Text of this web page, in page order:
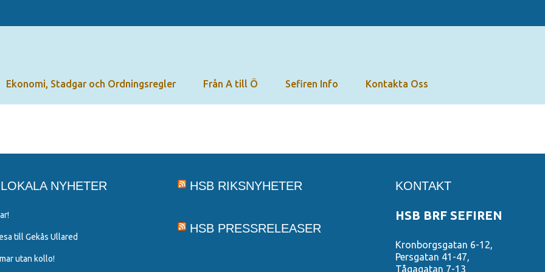
Ekonomi, Stadgar och Ordningsregler Från A till Ö Sefiren Info Kontakta Oss
NYHETER
till Gekås Ullared
utan kollo!
HSB RIKSNYHETER
HSB PRESSRELEASER
KONTAKT
HSB BRF SEFIREN
Kronborgsgatan 6-12,
Persgatan 41-47,
Tågagatan 7-13